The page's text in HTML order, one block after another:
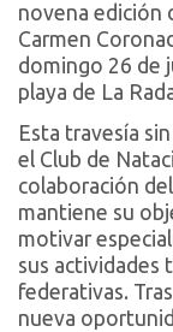
novena edición
Carmen
domingo 26 de
playa de La
Esta travesía
el Club de
colaboración
mantiene su
motivar
sus actividades
federativas.
nueva